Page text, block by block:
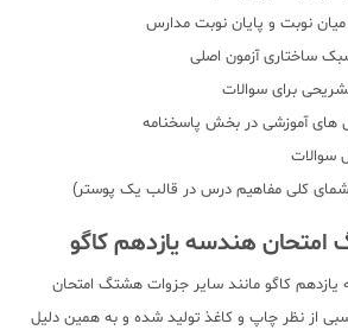
هندسه یازدهم کاگو
کاگو مانند سایر جزوات هشتگ امتحان
از نظر چاپ و کاغذ تولید شده و به همین دلیل